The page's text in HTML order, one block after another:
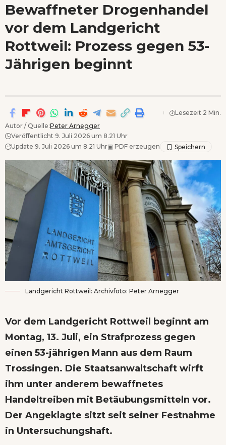
Bewaffneter Drogenhandel
vor dem Landgericht
Rottweil: Prozess gegen 53-
Jährigen beginnt
Autor / Quelle:Peter Arnegger
Veröffentlicht 9. Juli 2026 um 8.21 Uhr
Update 9. Juli 2026 um 8.21 Uhr▣ PDF erzeugen
Lesezeit 2 Min.
Landgericht Rottweil: Archivfoto: Peter Arnegger
Vor dem Landgericht Rottweil beginnt am
Montag, 13. Juli, ein Strafprozess gegen
einen 53-jährigen Mann aus dem Raum
Trossingen. Die Staatsanwaltschaft wirft
ihm unter anderem bewaffnetes
Handeltreiben mit Betäubungsmitteln vor.
Der Angeklagte sitzt seit seiner Festnahme
in Untersuchungshaft.